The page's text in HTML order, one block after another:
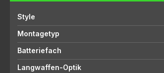
Style
Montagetyp
Batteriefach
Langwaffen-Optik